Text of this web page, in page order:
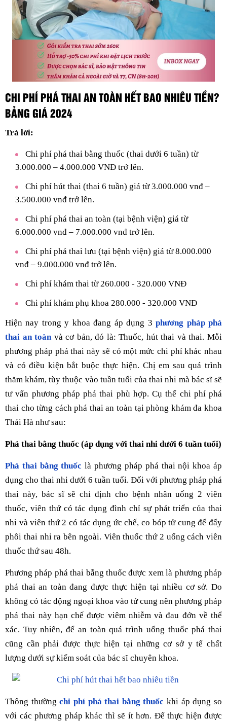
CHI PHÍ PHÁ THAI AN TOÀN HẾT BAO NHIÊU TIỀN?
BẢNG GIÁ 2024
Trả lời:
Chi phí phá thai bằng thuốc (thai dưới 6 tuần) từ
3.000.000 – 4.000.000 VNĐ trở lên.
Chi phí hút thai (thai 6 tuần) giá từ 3.000.000 vnđ –
3.500.000 vnđ trở lên.
Chi phí phá thai an toàn (tại bệnh viện) giá từ
6.000.000 vnđ – 7.000.000 vnđ trở lên.
Chi phí phá thai lưu (tại bệnh viện) giá từ 8.000.000
vnđ – 9.000.000 vnđ trở lên.
Chi phí khám thai từ 260.000 - 320.000 VNĐ
Chi phí khám phụ khoa 280.000 - 320.000 VNĐ
Hiện nay trong y khoa đang áp dụng 3phương pháp phá
thai an toànvà cơ bản, đó là: Thuốc, hút thai và thai. Mỗi
phương pháp phá thai này sẽ có một mức chi phí khác nhau
và có điều kiện bắt buộc thực hiện. Chị em sau quá trình
thăm khám, tùy thuộc vào tuần tuổi của thai nhi mà bác sĩ sẽ
tư vấn phương pháp phá thai phù hợp. Cụ thể chi phí phá
thai cho từng cách phá thai an toàn tại phòng khám đa khoa
Thái Hà như sau:
Phá thai bằng thuốc (áp dụng với thai nhi dưới 6 tuần tuổi)
Phá thai bằng thuốc là phương pháp phá thai nội khoa áp
dụng cho thai nhi dưới 6 tuần tuổi. Đối với phương pháp phá
thai này, bác sĩ sẽ chỉ định cho bệnh nhân uống 2 viên
thuốc, viên thứ có tác dụng đình chỉ sự phát triển của thai
nhi và viên thứ 2 có tác dụng ức chế, co bóp tử cung để đẩy
phôi thai nhi ra bên ngoài. Viên thuốc thứ 2 uống cách viên
thuốc thứ sau 48h.
Phương pháp phá thai bằng thuốc được xem là phương pháp
phá thai an toàn đang được thực hiện tại nhiều cơ sở. Do
không có tác động ngoại khoa vào tử cung nên phương pháp
phá thai này hạn chế được viêm nhiễm và đau đớn về thể
xác. Tuy nhiên, để an toàn quá trình uống thuốc phá thai
cũng cần phải được thực hiện tại những cơ sở y tế chất
lượng dưới sự kiểm soát của bác sĩ chuyên khoa.
Thông thườngchi phí phá thai bằng thuốc khi áp dụng so
với các phương pháp khác thì sẽ ít hơn. Để thực hiện được